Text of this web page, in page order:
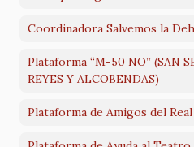
Coordinadora Salvemos la
Plataforma “M-50 NO” (SAN
REYES Y ALCOBENDAS)
Plataforma de Amigos del